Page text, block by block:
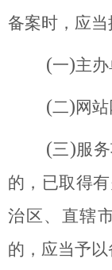
备案时，应当
(一)主
(二)网
(三)服
的，已取得
治区、直辖
的，应当予以